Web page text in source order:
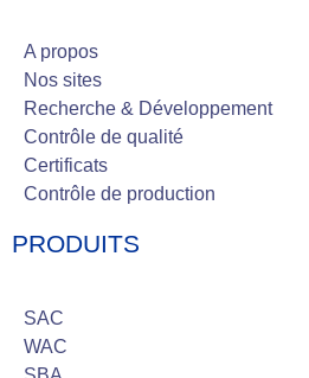
A propos
Nos sites
Recherche & Développement
Contrôle de qualité
Certificats
Contrôle de production
PRODUITS
SAC
WAC